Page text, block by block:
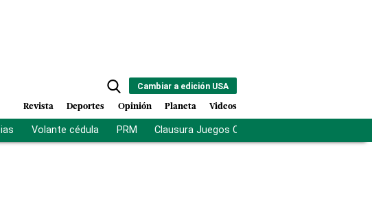
Cambiar a edición USA
Revista Deportes Opinión Planeta Videos
Volante cédula PRM Clausura Juegos Centroamericanos